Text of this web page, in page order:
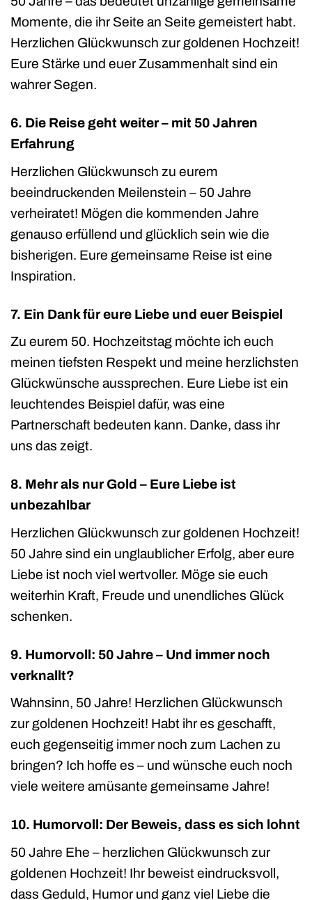
Momente, die ihr Seite an Seite gemeistert habt.
Herzlichen Glückwunsch zur goldenen Hochzeit!
Eure Stärke und euer Zusammenhalt sind ein
wahrer Segen.
6. Die Reise geht weiter – mit 50 Jahren
Erfahrung
Herzlichen Glückwunsch zu eurem
beeindruckenden Meilenstein – 50 Jahre
verheiratet! Mögen die kommenden Jahre
genauso erfüllend und glücklich sein wie die
bisherigen. Eure gemeinsame Reise ist eine
Inspiration.
7. Ein Dank für eure Liebe und euer Beispiel
Zu eurem 50. Hochzeitstag möchte ich euch
meinen tiefsten Respekt und meine herzlichsten
Glückwünsche aussprechen. Eure Liebe ist ein
leuchtendes Beispiel dafür, was eine
Partnerschaft bedeuten kann. Danke, dass ihr
uns das zeigt.
8. Mehr als nur Gold – Eure Liebe ist
unbezahlbar
Herzlichen Glückwunsch zur goldenen Hochzeit!
50 Jahre sind ein unglaublicher Erfolg, aber eure
Liebe ist noch viel wertvoller. Möge sie euch
weiterhin Kraft, Freude und unendliches Glück
schenken.
9. Humorvoll: 50 Jahre – Und immer noch
verknallt?
Wahnsinn, 50 Jahre! Herzlichen Glückwunsch
zur goldenen Hochzeit! Habt ihr es geschafft,
euch gegenseitig immer noch zum Lachen zu
bringen? Ich hoffe es – und wünsche euch noch
viele weitere amüsante gemeinsame Jahre!
10. Humorvoll: Der Beweis, dass es sich lohnt
50 Jahre Ehe – herzlichen Glückwunsch zur
goldenen Hochzeit! Ihr beweist eindrucksvoll,
dass Geduld, Humor und ganz viel Liebe die